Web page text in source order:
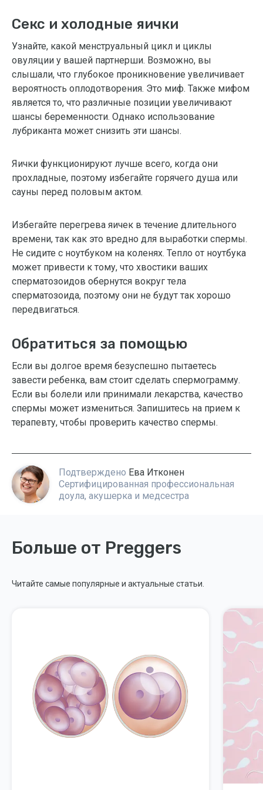
Секс и холодные яички
Узнайте, какой менструальный цикл и циклы
овуляции у вашей партнерши. Возможно, вы
слышали, что глубокое проникновение увеличивает
вероятность оплодотворения. Это миф. Также мифом
является то, что различные позиции увеличивают
шансы беременности. Однако использование
лубриканта может снизить эти шансы.
Яички функционируют лучше всего, когда они
прохладные, поэтому избегайте горячего душа или
сауны перед половым актом.
Избегайте перегрева яичек в течение длительного
времени, так как это вредно для выработки спермы.
Не сидите с ноутбуком на коленях. Тепло от ноутбука
может привести к тому, что хвостики ваших
сперматозоидов обернутся вокруг тела
сперматозоида, поэтому они не будут так хорошо
передвигаться.
Обратиться за помощью
Если вы долгое время безуспешно пытаетесь
завести ребенка, вам стоит сделать спермограмму.
Если вы болели или принимали лекарства, качество
спермы может измениться. Запишитесь на прием к
терапевту, чтобы проверить качество спермы.
Подтверждено Ева Итконен
Сертифицированная профессиональная
доула, акушерка и медсестра
Больше от Preggers
Читайте самые популярные и актуальные статьи.